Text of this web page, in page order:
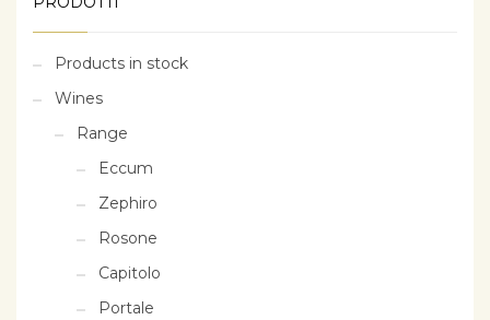
Products in stock
Wines
Range
Eccum
Zephiro
Rosone
Capitolo
Portale